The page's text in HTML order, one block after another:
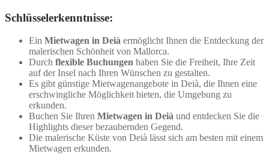
Schlüsselerkenntnisse:
Ein Mietwagen in Deià ermöglicht Ihnen die Entdeckung der
malerischen Schönheit von Mallorca.
Durch flexible Buchungen haben Sie die Freiheit, Ihre Zeit
auf der Insel nach Ihren Wünschen zu gestalten.
Es gibt günstige Mietwagenangebote in Deià, die Ihnen eine
erschwingliche Möglichkeit bieten, die Umgebung zu
erkunden.
Buchen Sie Ihren Mietwagen in Deià und entdecken Sie die
Highlights dieser bezaubernden Gegend.
Die malerische Küste von Deià lässt sich am besten mit einem
Mietwagen erkunden.